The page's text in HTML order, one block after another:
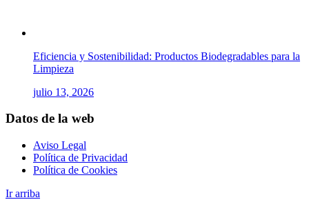
Eficiencia y Sostenibilidad: Productos Biodegradables para la
Limpieza
julio 13, 2026
Datos de la web
Aviso Legal
Política de Privacidad
Política de Cookies
Ir arriba